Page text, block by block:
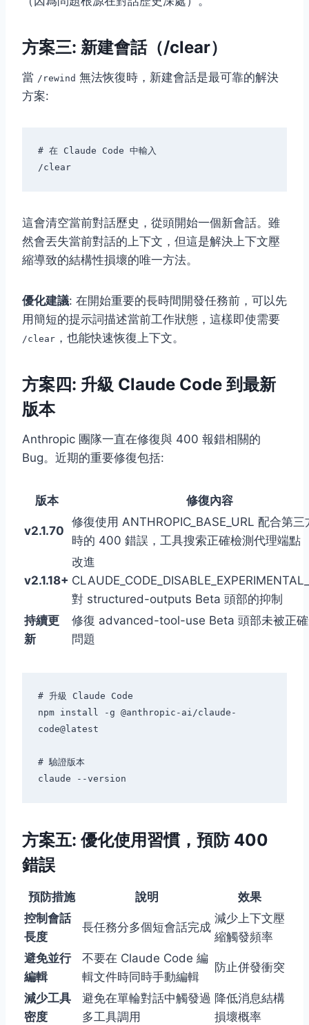
方案三: 新建會話（/clear）
當 /rewind 無法恢復時，新建會話是最可靠的解決
方案:
# 在 Claude Code 中輸入
/clear
這會清空當前對話歷史，從頭開始一個新會話。雖
然會丟失當前對話的上下文，但這是解決上下文壓
縮導致的結構性損壞的唯一方法。
優化建議: 在開始重要的長時間開發任務前，可以先
用簡短的提示詞描述當前工作狀態，這樣即使需要
/clear ，也能快速恢復上下文。
方案四: 升級 Claude Code 到最新
版本
Anthropic 團隊一直在修復與 400 報錯相關的
Bug。近期的重要修復包括:
版本 修復內容
v2.1.70
修復使用 ANTHROPIC_BASE_URL 配合第三
時的 400 錯誤，工具搜索正確檢測代理端點
v2.1.18+
改進
對 structured-outputs Beta 頭部的抑制
持續更
新
修復 advanced-tool-use Beta 頭部未被正
問題
# 升級 Claude Code
npm install -g @anthropic-ai/claude-
code@latest
# 驗證版本
方案五: 優化使用習慣，預防 400
錯誤
預防措施 說明
效果
控制會話
長度
長任務分多個短會話完成
減少上下文壓
縮觸發頻率
避免並行
編輯
不要在 Claude Code 編
輯文件時同時手動編輯
防止併發衝突
減少工具
密度
避免在單輪對話中觸發過
多工具調用
降低消息結構
損壞概率